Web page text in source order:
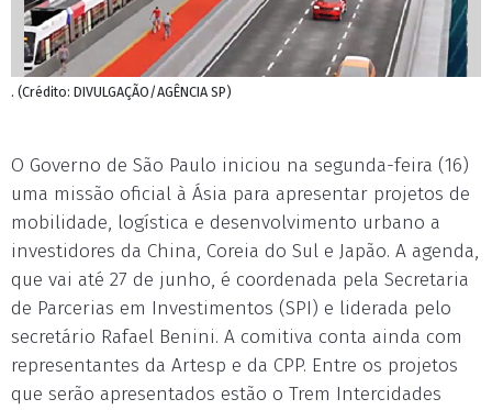
. (Crédito: DIVULGAÇÃO/AGÊNCIA SP)
O Governo de São Paulo iniciou na segunda-feira (16)
uma missão oficial à Ásia para apresentar projetos de
mobilidade, logística e desenvolvimento urbano a
investidores da China, Coreia do Sul e Japão. A agenda,
que vai até 27 de junho, é coordenada pela Secretaria
de Parcerias em Investimentos (SPI) e liderada pelo
secretário Rafael Benini. A comitiva conta ainda com
representantes da Artesp e da CPP. Entre os projetos
que serão apresentados estão o Trem Intercidades